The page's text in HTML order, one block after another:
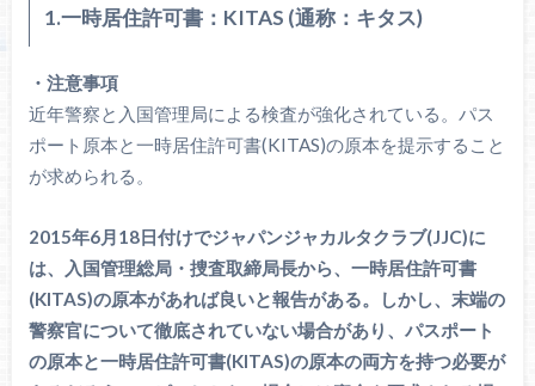
1.一時居住許可書：KITAS (通称：キタス)
・注意事項
近年警察と入国管理局による検査が強化されている。パス
ポート原本と一時居住許可書(KITAS)の原本を提示すること
が求められる。
2015年6月18日付けでジャパンジャカルタクラブ(JJC)に
は、入国管理総局・捜査取締局長から、一時居住許可書
(KITAS)の原本があれば良いと報告がある。しかし、末端の
警察官について徹底されていない場合があり、パスポート
の原本と一時居住許可書(KITAS)の原本の両方を持つ必要が